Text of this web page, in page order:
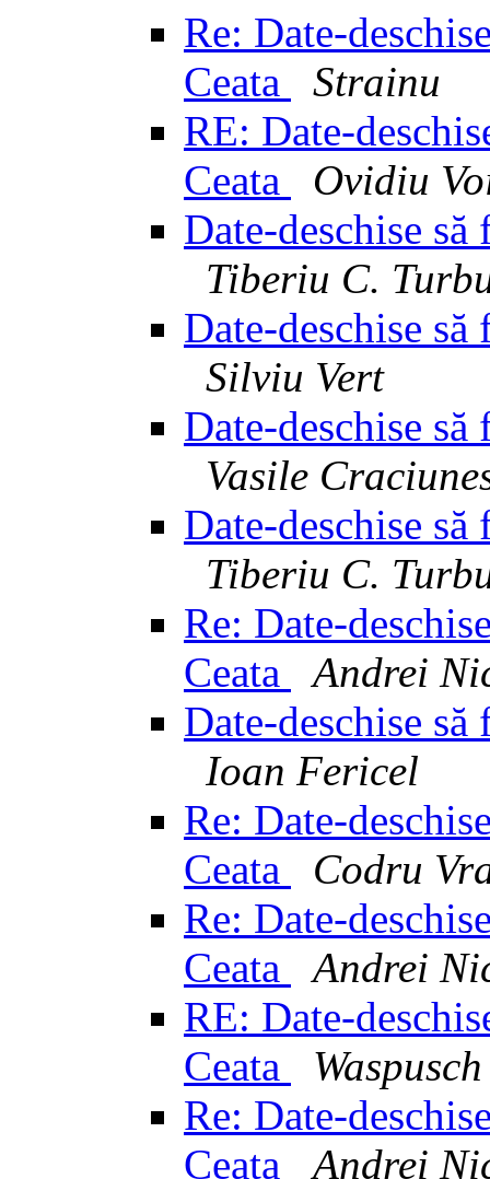
Re: Date-
Ceata
Strainu
RE: Date-
Ceata
Ovidiu
Date-deschise să
Tiberiu C.
Date-deschise să
Silviu Vert
Date-deschise să
Vasile
Date-deschise să
Tiberiu C.
Re: Date-
Ceata
Andrei
Date-deschise să
Ioan Fericel
Re: Date-
Ceata
Codru
Re: Date-
Ceata
Andrei
RE: Date-
Ceata
Re: Date-
Ceata
Andrei